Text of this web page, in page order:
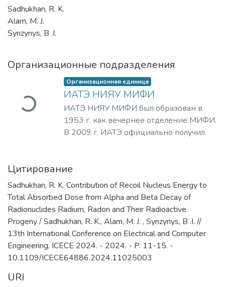
Sadhukhan, R. K.
Alam, M. J.
Synzynys, B .I.
Организационные подразделения
Загружается... Организационная единица
ИАТЭ НИЯУ МИФИ
ИАТЭ НИЯУ МИФИ был образован в
1953 г. как вечернее отделение МИФИ.
В 2009 г. ИАТЭ официально получил
новый мощный импульс для развития
образовательной и научной
деятельности на основе
инновационной составляющей. В
соответствии с лицензией
Минобрнауки России ИАТЭ ведет
образовательную деятельность в
рамках очной, очно-заочной и заочной
Цитирование
Sadhukhan, R. K. Contribution of Recoil Nucleus Energy to
Total Absorbed Dose from Alpha and Beta Decay of
Radionuclides Radium, Radon and Their Radioactive
Progeny / Sadhukhan, R. K., Alam, M. J. , Synzynys, B .I. //
13th International Conference on Electrical and Computer
Engineering, ICECE 2024. - 2024. - P. 11-15. -
10.1109/ICECE64886.2024.11025003
URI